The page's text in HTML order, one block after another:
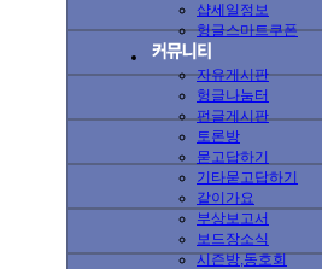
샵세일정보
헝글스마트쿠폰
자유게시판
헝글나눔터
펀글게시판
토론방
묻고답하기
기타묻고답하기
같이가요
부상보고서
보드장소식
시즌방,동호회